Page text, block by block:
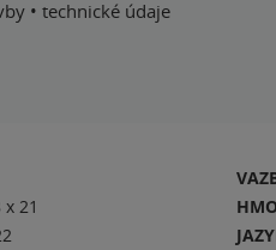
• technické údaje
21